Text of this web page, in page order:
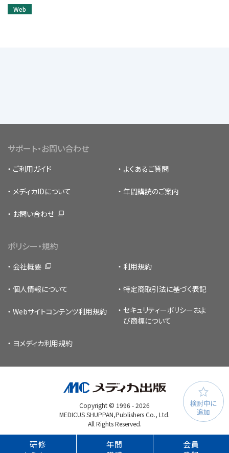
検討中に
追加
Web
サポート・お問い合わせ
ご利用ガイド よくあるご質問
メディカIDについて 年間購読のご案内
お問い合わせ
ポリシー・規約
会社概要 利用規約
個人情報について 特定商取引法に基づく表記
Webサイトコンテンツ利用規約 セキュリティーポリシー およ
び商標について
ヨメディカ利用規約
Copyright © 1996 -2026
MEDICUS SHUPPAN,Publishers Co., Ltd.
All Rights Reserved.
研修
年間
会員